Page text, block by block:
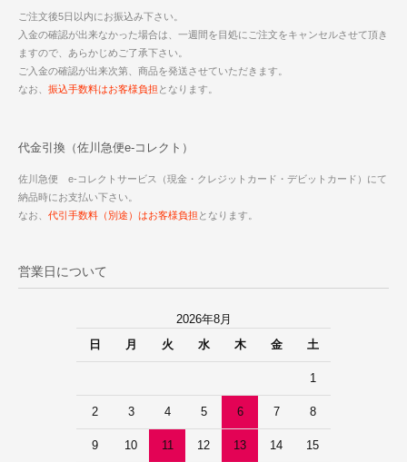
ご注文後5日以内にお振込み下さい。
入金の確認が出来なかった場合は、一週間を目処にご注文をキャンセルさせて頂き
ますので、あらかじめご了承下さい。
ご入金の確認が出来次第、商品を発送させていただきます。
なお、 振込手数料はお客様負担 となります。
代金引換（佐川急便e-コレクト）
佐川急便 e-コレクトサービス（現金・クレジットカード・デビットカード）にて
納品時にお支払い下さい。
なお、 代引手数料（別途）はお客様負担 となります。
営業日について
2026年8月
日
月 火 水 木 金 土
1
2 3 4 5 6 7 8
9 10 11 12 13 14 15